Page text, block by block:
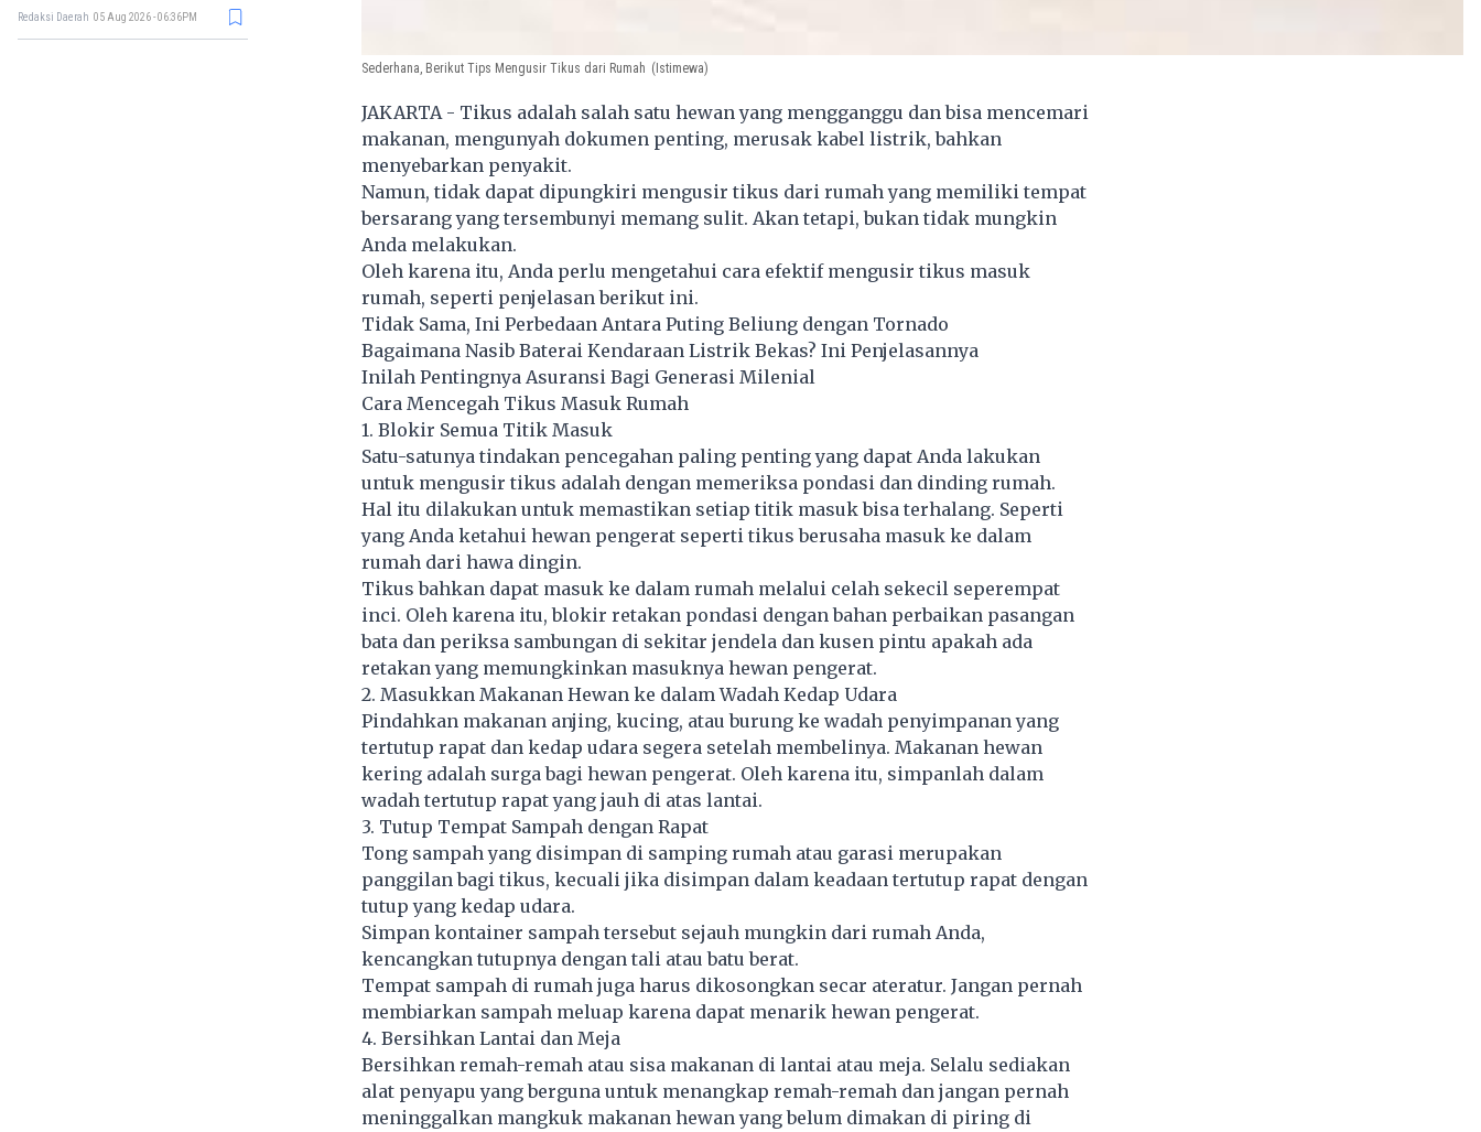
Penjelasan Ilmu Ekonomi
Redaksi Daerah 05 Aug 2026 - 06:36PM
Sederhana, Berikut Tips Mengusir Tikus dari Rumah (Istimewa)
JAKARTA - Tikus adalah salah satu hewan yang mengganggu dan bisa mencemari
makanan, mengunyah dokumen penting, merusak kabel listrik, bahkan
menyebarkan penyakit.
Namun, tidak dapat dipungkiri mengusir tikus dari rumah yang memiliki tempat
bersarang yang tersembunyi memang sulit. Akan tetapi, bukan tidak mungkin
Anda melakukan.
Oleh karena itu, Anda perlu mengetahui cara efektif mengusir tikus masuk
rumah, seperti penjelasan berikut ini.
Tidak Sama, Ini Perbedaan Antara Puting Beliung dengan Tornado
Bagaimana Nasib Baterai Kendaraan Listrik Bekas? Ini Penjelasannya
Inilah Pentingnya Asuransi Bagi Generasi Milenial
Cara Mencegah Tikus Masuk Rumah
1. Blokir Semua Titik Masuk
Satu-satunya tindakan pencegahan paling penting yang dapat Anda lakukan
untuk mengusir tikus adalah dengan memeriksa pondasi dan dinding rumah.
Hal itu dilakukan untuk memastikan setiap titik masuk bisa terhalang. Seperti
yang Anda ketahui hewan pengerat seperti tikus berusaha masuk ke dalam
rumah dari hawa dingin.
Tikus bahkan dapat masuk ke dalam rumah melalui celah sekecil seperempat
inci. Oleh karena itu, blokir retakan pondasi dengan bahan perbaikan pasangan
bata dan periksa sambungan di sekitar jendela dan kusen pintu apakah ada
retakan yang memungkinkan masuknya hewan pengerat.
2. Masukkan Makanan Hewan ke dalam Wadah Kedap Udara
Pindahkan makanan anjing, kucing, atau burung ke wadah penyimpanan yang
tertutup rapat dan kedap udara segera setelah membelinya. Makanan hewan
kering adalah surga bagi hewan pengerat. Oleh karena itu, simpanlah dalam
wadah tertutup rapat yang jauh di atas lantai.
3. Tutup Tempat Sampah dengan Rapat
Tong sampah yang disimpan di samping rumah atau garasi merupakan
panggilan bagi tikus, kecuali jika disimpan dalam keadaan tertutup rapat dengan
tutup yang kedap udara.
Simpan kontainer sampah tersebut sejauh mungkin dari rumah Anda,
kencangkan tutupnya dengan tali atau batu berat.
Tempat sampah di rumah juga harus dikosongkan secar ateratur. Jangan pernah
membiarkan sampah meluap karena dapat menarik hewan pengerat.
4. Bersihkan Lantai dan Meja
Bersihkan remah-remah atau sisa makanan di lantai atau meja. Selalu sediakan
alat penyapu yang berguna untuk menangkap remah-remah dan jangan pernah
meninggalkan mangkuk makanan hewan yang belum dimakan di piring di